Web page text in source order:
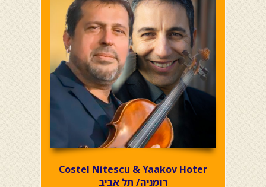
Costel Nitescu & Yaakov Hoter
רומניה/ תל אביב